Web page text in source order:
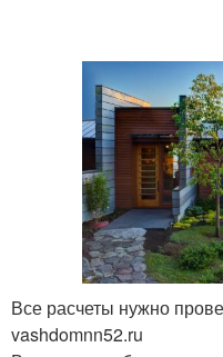
Все расчеты нужно
vashdomnn52.ru